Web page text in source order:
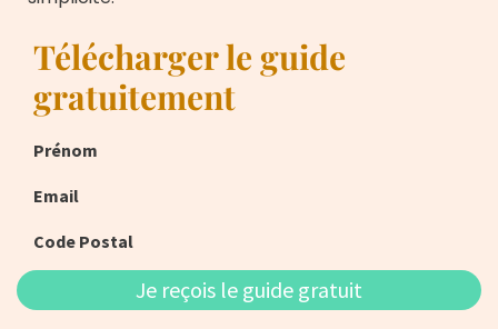
Télécharger le guide
gratuitement
Prénom
Email
Code Postal
Je reçois le guide gratuit